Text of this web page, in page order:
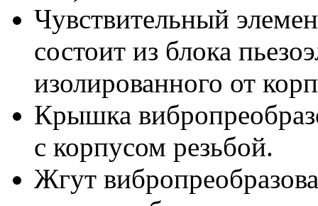
Чувствительный
состоит из блока
изолированного от
Крышка
с корпусом резьбой.
Жгут